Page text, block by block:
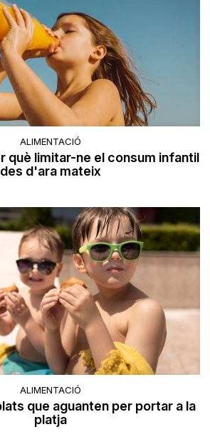
ALIMENTACIÓ
què limitar-ne el consum infantil
des d'ara mateix
ALIMENTACIÓ
que aguanten per portar a la
platja